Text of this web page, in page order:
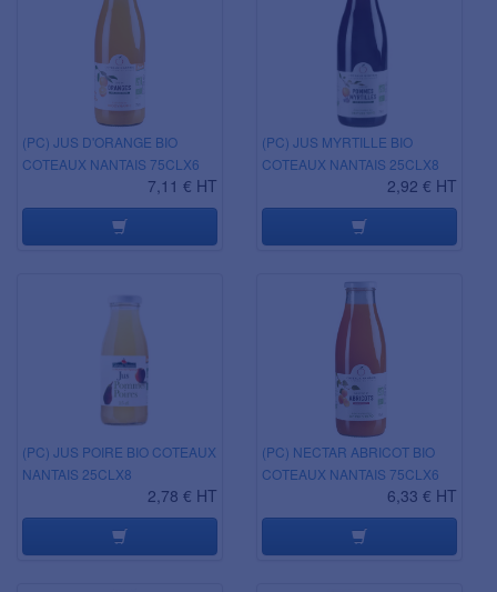
(PC) JUS D'ORANGE BIO
COTEAUX NANTAIS 75CLX6
7,11 € HT
(PC) JUS MYRTILLE BIO
COTEAUX NANTAIS 25CLX8
2,92 € HT
(PC) JUS POIRE BIO COTEAUX
NANTAIS 25CLX8
2,78 € HT
(PC) NECTAR ABRICOT BIO
COTEAUX NANTAIS 75CLX6
6,33 € HT